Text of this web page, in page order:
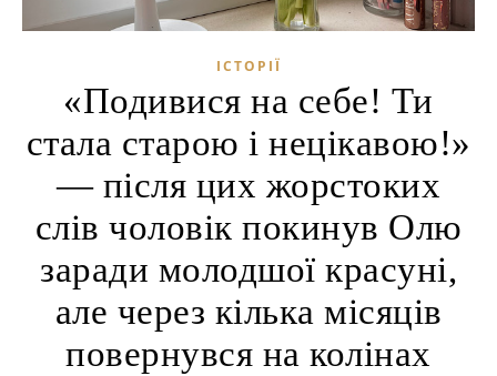
ІСТОРІЇ
«Подивися на себе! Ти
стала старою і нецікавою!»
— після цих жорстоких
слів чоловік покинув Олю
заради молодшої красуні,
але через кілька місяців
повернувся на колінах